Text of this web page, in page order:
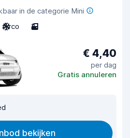
in de categorie Mini
Airco 3
€ 4,40
per dag
Gratis annuleren
bekijken